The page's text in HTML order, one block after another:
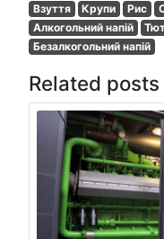
Взуття
Крупи Рис
Алкогольний напій
Безалкогольний напій
Related posts